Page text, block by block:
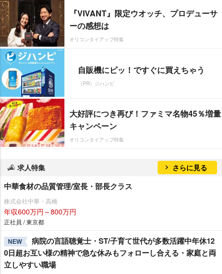
『VIVANT』限定ウオッチ、プロデューサ
ーの感想は
オリコンタイアップ特集
自販機にピッ！ですぐに買えちゃう
（PR）ジハンピ
大好評につき再び！ファミマ名物45％増量
キャンペーン
オリコンタイアップ特集
求人特集 さらに見る
中華食材の品質管理/室長・部長クラス
株式会社中華・高橋
年収600万円～800万円
正社員 / 東京都
NEW
病院の言語聴覚士・ST/子育て世代が多数活躍中年休12
0日超お互い様の精神で急な休みもフォローし合える・家庭と両
立しやすい職場